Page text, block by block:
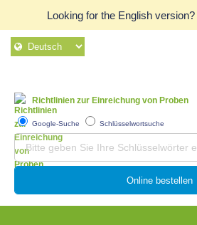
Looking for the English version?
Richtlinien zur Einreichung von Proben
Google-Suche Schlüsselwortsuche
Online bestellen